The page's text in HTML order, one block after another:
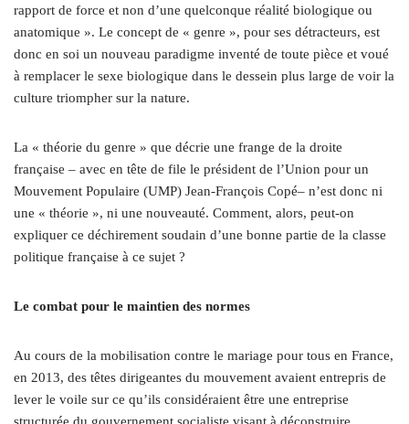
rapport de force et non d’une quelconque réalité biologique ou
anatomique ». Le concept de « genre », pour ses détracteurs, est
donc en soi un nouveau paradigme inventé de toute pièce et voué
à remplacer le sexe biologique dans le dessein plus large de voir la
culture triompher sur la nature.
La « théorie du genre » que décrie une frange de la droite
française – avec en tête de file le président de l’Union pour un
Mouvement Populaire (UMP) Jean-François Copé– n’est donc ni
une « théorie », ni une nouveauté. Comment, alors, peut-on
expliquer ce déchirement soudain d’une bonne partie de la classe
politique française à ce sujet ?
Le combat pour le maintien des normes
Au cours de la mobilisation contre le mariage pour tous en France,
en 2013, des têtes dirigeantes du mouvement avaient entrepris de
lever le voile sur ce qu’ils considéraient être une entreprise
structurée du gouvernement socialiste visant à déconstruire